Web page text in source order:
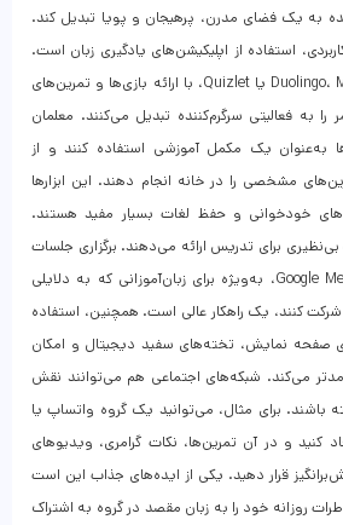
به یک فضای مدرن، پرهیجان و پویا تبدیل کند.
استفاده از اپلیکیشن‌های یادگیری زبان است.
این برنامه‌ها، مانند Duolingo، Memrise یا Quizlet، با ارائه بازی‌ها و تمرین‌های
را به فعالیتی سرگرم‌کننده تبدیل می‌کنند. معلمان
به‌عنوان یک مکمل آموزشی استفاده کنند و از
مشخصی را در خانه انجام دهند. این ابزارها
خودخوانی و حفظ لغات بسیار مفید هستند.
بی‌نظیری برای تدریس ارائه می‌دهند. برگزاری جلسات
آنلاین از طریق Zoom یا Google Meet، به‌ویژه برای زبان‌آموزانی که به دلایلی
کنند، یک راهکار عالی است. همچنین، استفاده
صفحه نمایش، تخته‌های سفید دیجیتال و امکان
می‌کند. شبکه‌های اجتماعی هم می‌توانند نقش
باشند. برای مثال، می‌توانید یک گروه واتساپ یا
کنید و در آن تمرین‌ها، نکات گرامری، ویدیوهای
قرار دهید. یکی از ایده‌های جذاب این است
روزانه خود را به زبان مقصد در گروه به اشتراک